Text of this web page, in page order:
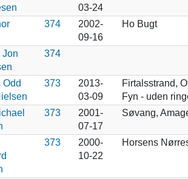
03-24
374
2002-
09-16
Ho Bugt
Jon
374
Odd
373
2013-
03-09
Firtalsstrand,
Fyn - uden
373
2001-
07-17
Søvang,
373
2000-
10-22
Horsens